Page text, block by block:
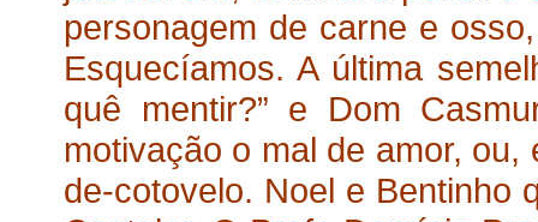
personagem de carne e
Esquecíamos. A última
quê mentir?” e Dom
motivação o mal de amor,
de-cotovelo. Noel e Bentinho